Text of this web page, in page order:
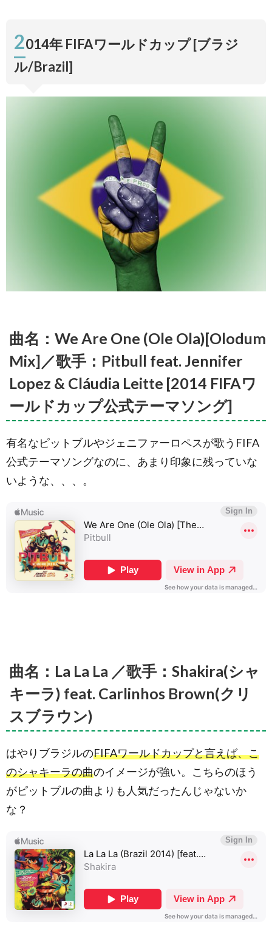
2014年 FIFAワールドカップ [ブラジ
ル/Brazil]
曲名：We Are One (Ole Ola)[Olodum
Mix]／歌手：Pitbull feat. Jennifer
Lopez & Cláudia Leitte [2014 FIFAワ
ールドカップ公式テーマソング]
有名なピットブルやジェニファーロペスが歌うFIFA
公式テーマソングなのに、あまり印象に残っていな
いような、、、。
曲名：La La La ／歌手：Shakira(シャ
キーラ) feat. Carlinhos Brown(クリ
スブラウン)
はやりブラジルのFIFAワールドカップと言えば、こ
のシャキーラの曲のイメージが強い。こちらのほう
がピットブルの曲よりも人気だったんじゃないか
な？